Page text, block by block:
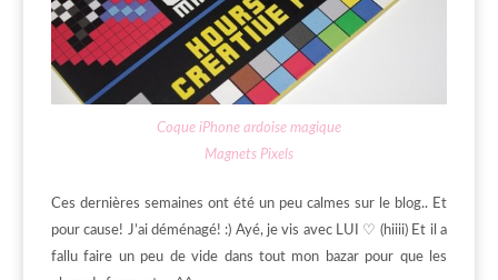
Coque iPhone ardoise magique
Magnets Pixels
Ces dernières semaines ont été un peu calmes sur le blog.. Et
pour cause! J’ai déménagé! :) Ayé, je vis avec LUI ♡ (hiiii) Et il a
fallu faire un peu de vide dans tout mon bazar pour que les